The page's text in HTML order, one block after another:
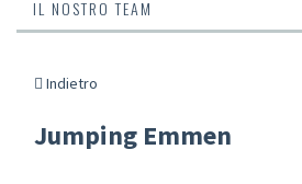
IL NOSTRO TEAM
Indietro
Jumping Emmen